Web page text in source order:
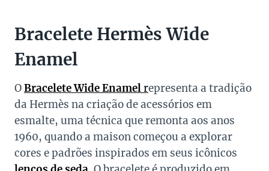
Bracelete Hermès Wide
Enamel
OBracelete Wide Enamelrepresenta a tradição
da Hermès na criação de acessórios em
esmalte, uma técnica que remonta aos anos
1960, quando a maison começou a explorar
cores e padrões inspirados em seus icônicos